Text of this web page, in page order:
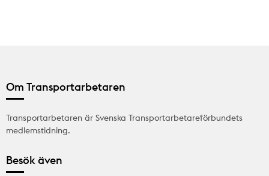
Om Transportarbetaren
Transportarbetaren är Svenska Transportarbetareförbundets
medlemstidning.
Besök även